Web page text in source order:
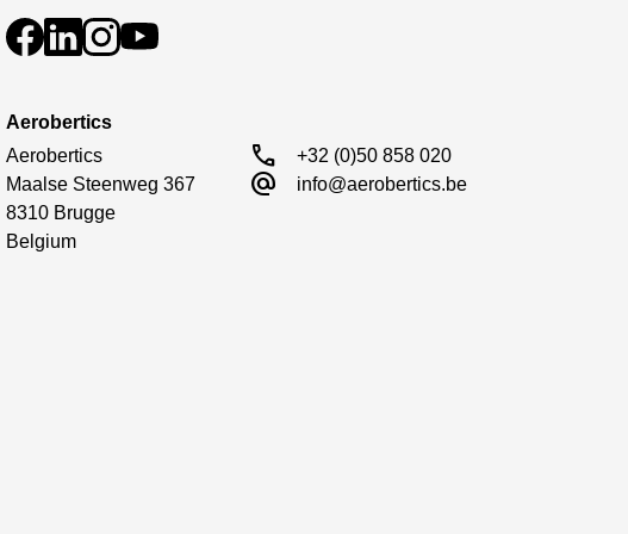
Aerobertics
Aerobertics
Maalse Steenweg 367
8310 Brugge
Belgium
call +32 (0)50 858 020
alternate_email info@aerobertics.be